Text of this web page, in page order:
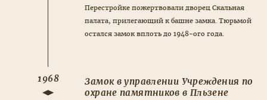
Перестройке пожертвовали дворец Скальная
палата, прилегающий к башне замка. Тюрьмой
остался замок вплоть до 1948-ого года.
1968
Замок в управлении Учреждения по
охране памятников в Пльзене